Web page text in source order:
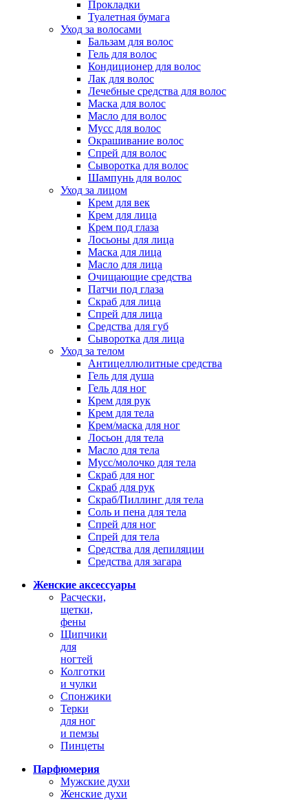
Прокладки
Туалетная бумага
Уход за волосами
Бальзам для волос
Гель для волос
Кондиционер для волос
Лак для волос
Лечебные средства для волос
Маска для волос
Масло для волос
Мусс для волос
Окрашивание волос
Спрей для волос
Сыворотка для волос
Шампунь для волос
Уход за лицом
Крем для век
Крем для лица
Крем под глаза
Лосьоны для лица
Маска для лица
Масло для лица
Очищающие средства
Патчи под глаза
Скраб для лица
Спрей для лица
Средства для губ
Сыворотка для лица
Уход за телом
Антицеллюлитные средства
Гель для душа
Гель для ног
Крем для рук
Крем для тела
Крем/маска для ног
Лосьон для тела
Масло для тела
Мусс/молочко для тела
Скраб для ног
Скраб для рук
Скраб/Пиллинг для тела
Соль и пена для тела
Спрей для ног
Спрей для тела
Средства для депиляции
Средства для загара
Женские аксессуары
Расчески,
щетки,
фены
Щипчики
для
ногтей
Колготки
и чулки
Спонжики
Терки
для ног
и пемзы
Пинцеты
Парфюмерия
Мужские духи
Женские духи